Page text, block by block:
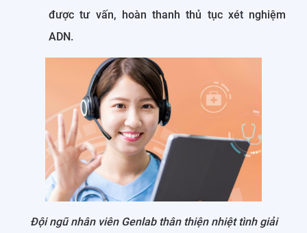
được tư vấn, hoàn thanh thủ tục xét nghiệm
ADN.
Đội ngũ nhân viên Genlab thân thiện nhiệt tình giải